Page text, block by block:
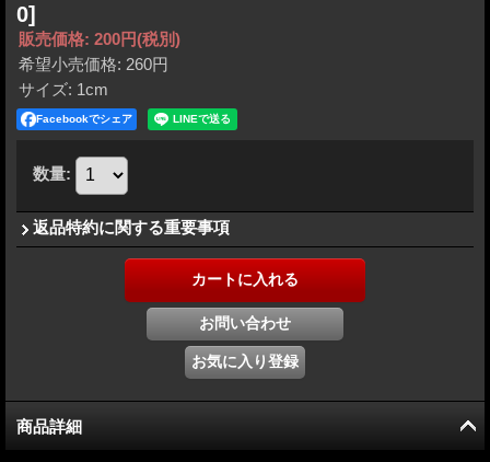
0]
販売価格: 200円(税別)
希望小売価格: 260円
サイズ: 1cm
Facebookでシェア
数量:
返品特約に関する重要事項
商品詳細